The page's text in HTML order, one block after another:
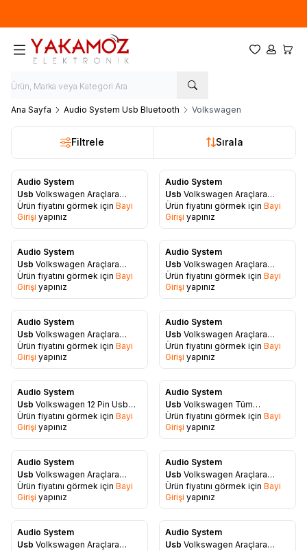
Favorilerim
Hesabım
Ana Sayfa Audio System Usb Bluetooth Volkswagen
Filtrele Sırala
Favorilere Ekle
Audio System
Usb Volkswagen Araçlara
Uyumlu Bluetooth-Usb-Aux-
SD Kart Aparatı
Ürün fiyatını görmek için Bayi
Girişi yapınız
Favorilere Ekle
Audio System
Usb Volkswagen Araçlara
USB-AUX-SD Kart Aparatı
Ürün fiyatını görmek için Bayi
Girişi yapınız
Favorilere Ekle
Audio System
Usb Volkswagen Araçlara
Uyumlu Usb-Aux Aparatı
Ürün fiyatını görmek için Bayi
Girişi yapınız
Favorilere Ekle
Audio System
Usb Volkswagen Araçlara
Uyumlu Bluetooth Aparatı
Ürün fiyatını görmek için Bayi
Girişi yapınız
Favorilere Ekle
Audio System
Usb Volkswagen Araçlara
Uyumlu Aux Aparatıı
Ürün fiyatını görmek için Bayi
Girişi yapınız
Favorilere Ekle
Audio System
Usb Volkswagen Araçlara
uyumlu 8 Pin Usb Aux Aparatı
Ürün fiyatını görmek için Bayi
Girişi yapınız
Favorilere Ekle
Audio System
Usb Volkswagen 12 Pin Usb
Aux Aparatı
Ürün fiyatını görmek için Bayi
Girişi yapınız
Favorilere Ekle
Audio System
Usb Volkswagen Tüm
Modellere Uygun Bluetooth
Aparatı
Ürün fiyatını görmek için Bayi
Girişi yapınız
Favorilere Ekle
Audio System
Usb Volkswagen Araçlara
Uyumlu Orjinal Soketlı Aux
Kablosu
Ürün fiyatını görmek için Bayi
Girişi yapınız
Favorilere Ekle
Audio System
Usb Volkswagen Araçlara
Uyumlu Orjinal Soketli Aux
Kablosu
Ürün fiyatını görmek için Bayi
Girişi yapınız
Favorilere Ekle
Audio System
Usb Volkswagen Araçlara
Favorilere Ekle
Audio System
Usb Volkswagen Araçlara